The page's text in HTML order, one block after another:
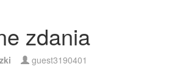
zdania
guest3190401